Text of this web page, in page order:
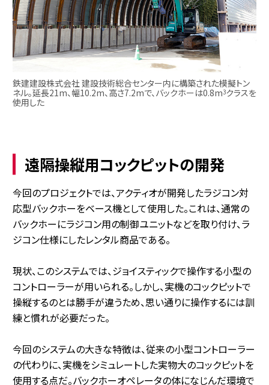
鉄建建設株式会社 建設技術総合センター内に構築された模擬トン
ネル。延長21m、幅10.2m、高さ7.2mで、バックホーは0.8m3クラスを
使用した
遠隔操縦用コックピットの開発
今回のプロジェクトでは、アクティオが開発したラジコン対
応型バックホーをベース機として使用した。これは、通常の
バックホーにラジコン用の制御ユニットなどを取り付け、ラ
ジコン仕様にしたレンタル商品である。
現状、このシステムでは、ジョイスティックで操作する小型の
コントローラーが用いられる。しかし、実機のコックピットで
操縦するのとは勝手が違うため、思い通りに操作するには訓
練と慣れが必要だった。
今回のシステムの大きな特徴は、従来の小型コントローラー
の代わりに、実機をシミュレートした実物大のコックピットを
使用する点だ。バックホーオペレータの体になじんだ環境で